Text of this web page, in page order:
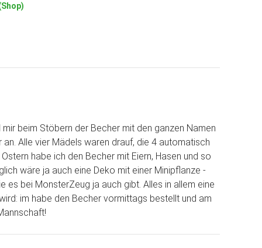
beim Stöbern der Becher mit den ganzen Namen
Alle vier Mädels waren drauf, die 4 automatisch
habe ich den Becher mit Eiern, Hasen und so
wäre ja auch eine Deko mit einer Minipflanze -
es bei MonsterZeug ja auch gibt. Alles in allem eine
im habe den Becher vormittags bestellt und am